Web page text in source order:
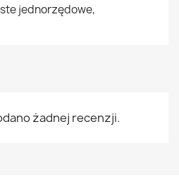
jednorzędowe,
żadnej recenzji.